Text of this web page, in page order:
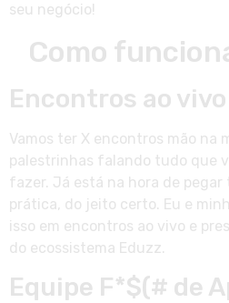
seu negócio!
Como
Encontros ao vivo
Vamos ter X encontros mão na
palestrinhas falando tudo que
fazer. Já está na hora de pegar
prática, do jeito certo. Eu e
isso em encontros ao vivo e
do ecossistema Eduzz.
Equipe F*$(# de